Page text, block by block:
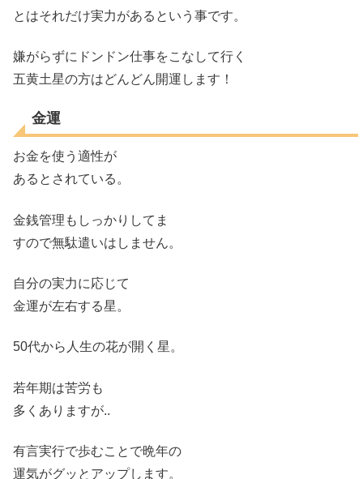
とはそれだけ実力があるという事です。
嫌がらずにドンドン仕事をこなして行く
五黄土星の方はどんどん開運します！
金運
お金を使う適性が
あるとされている。
金銭管理もしっかりしてま
すので無駄遣いはしません。
自分の実力に応じて
金運が左右する星。
50代から人生の花が開く星。
若年期は苦労も
多くありますが..
有言実行で歩むことで晩年の
運気がグッとアップします。